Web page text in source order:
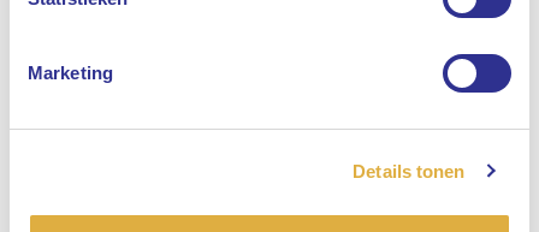
Marketing
Details tonen